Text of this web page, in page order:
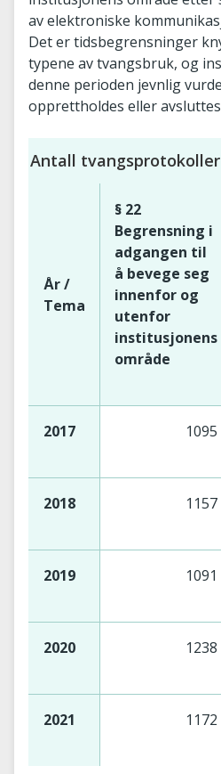
av elektroniske
Det er tidsbegrensninger
typene av tvangsbruk, og
denne perioden jevnlig
opprettholdes eller
Antall
År /
Tema
§ 22
Begrensning i
adgangen til
å bevege seg
innenfor og
utenfor
institusjonens
område
2017 1095
2018 1157
2019 1091
2020 1238
2021 1172